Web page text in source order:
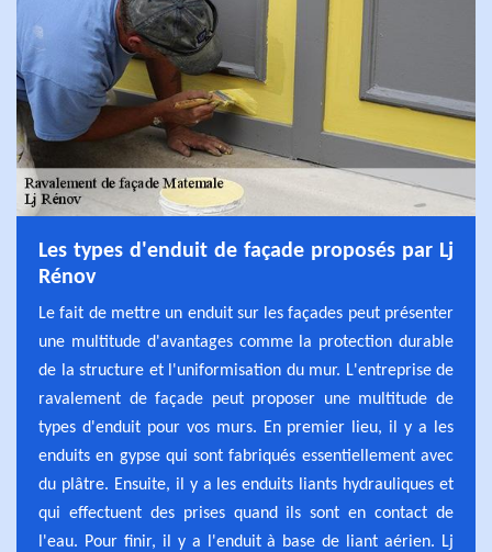
Les types d'enduit de façade proposés par Lj
Rénov
Le fait de mettre un enduit sur les façades peut présenter
une multitude d'avantages comme la protection durable
de la structure et l'uniformisation du mur. L'entreprise de
ravalement de façade peut proposer une multitude de
types d'enduit pour vos murs. En premier lieu, il y a les
enduits en gypse qui sont fabriqués essentiellement avec
du plâtre. Ensuite, il y a les enduits liants hydrauliques et
qui effectuent des prises quand ils sont en contact de
l'eau. Pour finir, il y a l'enduit à base de liant aérien. Lj